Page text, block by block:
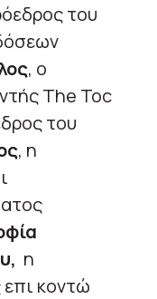
του
, ο
The Toc
του
, η
η
κοντώ